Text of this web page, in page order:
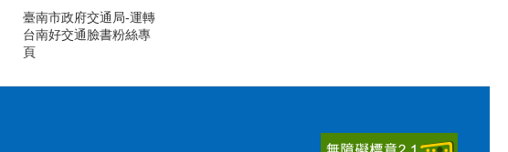
臺南市政府交通局-運轉
台南好交通臉書粉絲專
頁